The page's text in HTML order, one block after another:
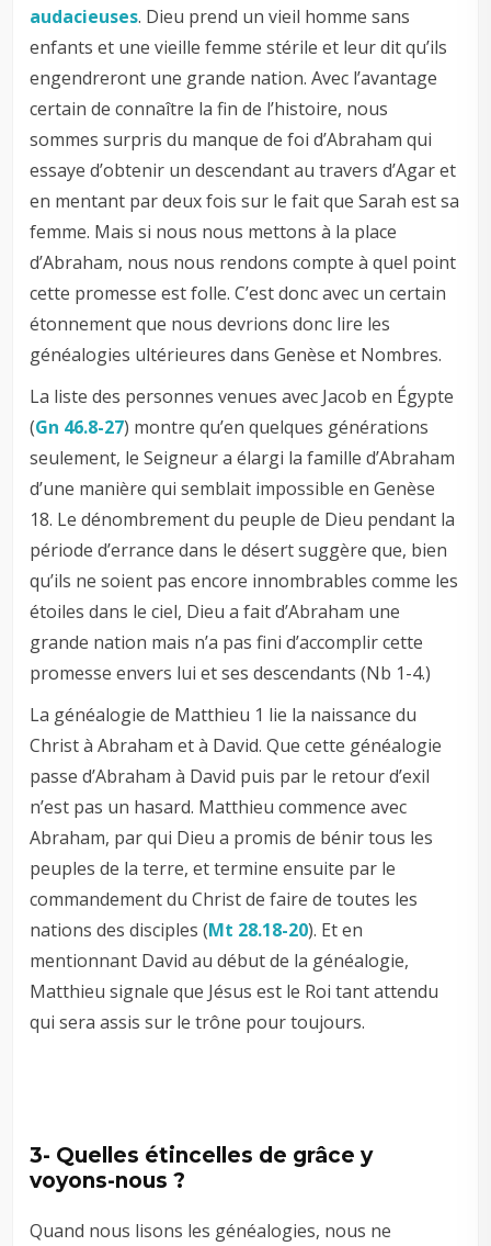
audacieuses. Dieu prend un vieil homme sans
enfants et une vieille femme stérile et leur dit qu’ils
engendreront une grande nation. Avec l’avantage
certain de connaître la fin de l’histoire, nous
sommes surpris du manque de foi d’Abraham qui
essaye d’obtenir un descendant au travers d’Agar et
en mentant par deux fois sur le fait que Sarah est sa
femme. Mais si nous nous mettons à la place
d’Abraham, nous nous rendons compte à quel point
cette promesse est folle. C’est donc avec un certain
étonnement que nous devrions donc lire les
généalogies ultérieures dans Genèse et Nombres.
La liste des personnes venues avec Jacob en Égypte
(Gn 46.8-27) montre qu’en quelques générations
seulement, le Seigneur a élargi la famille d’Abraham
d’une manière qui semblait impossible en Genèse
18. Le dénombrement du peuple de Dieu pendant la
période d’errance dans le désert suggère que, bien
qu’ils ne soient pas encore innombrables comme les
étoiles dans le ciel, Dieu a fait d’Abraham une
grande nation mais n’a pas fini d’accomplir cette
promesse envers lui et ses descendants (Nb 1-4.)
La généalogie de Matthieu 1 lie la naissance du
Christ à Abraham et à David. Que cette généalogie
passe d’Abraham à David puis par le retour d’exil
n’est pas un hasard. Matthieu commence avec
Abraham, par qui Dieu a promis de bénir tous les
peuples de la terre, et termine ensuite par le
commandement du Christ de faire de toutes les
nations des disciples (Mt 28.18-20). Et en
mentionnant David au début de la généalogie,
Matthieu signale que Jésus est le Roi tant attendu
qui sera assis sur le trône pour toujours.
3- Quelles étincelles de grâce y
voyons-nous ?
Quand nous lisons les généalogies, nous ne